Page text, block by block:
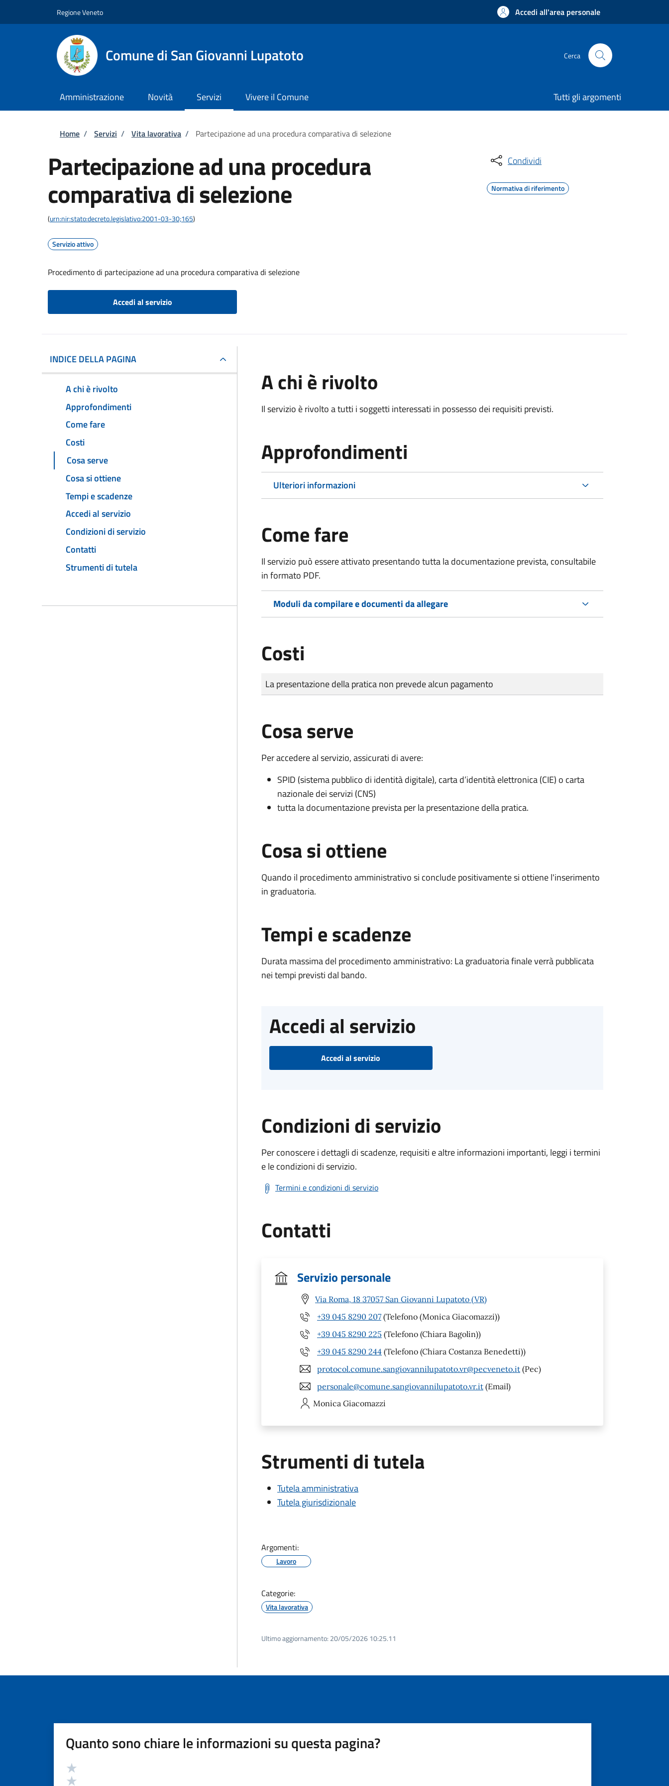
Regione Veneto Accedi all'area personale
Comune di San Giovanni Lupatoto Cerca
Amministrazione Novità Servizi Vivere il Comune Tutti gli argomenti
Briciole di pane
Home / Servizi / Vita lavorativa / Partecipazione ad una procedura comparativa di selezione
Partecipazione ad una procedura
comparativa di selezione
(urn:nir:stato:decreto.legislativo:2001-03-30;165)
Servizio attivo
Procedimento di partecipazione ad una procedura comparativa di selezione
Accedi al servizio
Condividi
Normativa di riferimento
INDICE DELLA PAGINA
A chi è rivolto
Approfondimenti
Come fare
Costi
Cosa serve
Cosa si ottiene
Tempi e scadenze
Accedi al servizio
Condizioni di servizio
Contatti
Strumenti di tutela
A chi è rivolto
Il servizio è rivolto a tutti i soggetti interessati in possesso dei requisiti previsti.
Approfondimenti
Ulteriori informazioni
Come fare
Il servizio può essere attivato presentando tutta la documentazione prevista, consultabile
in formato PDF.
Moduli da compilare e documenti da allegare
Costi
Tipo di pagamento
Importo
La presentazione della pratica non prevede alcun pagamento
Cosa serve
Per accedere al servizio, assicurati di avere:
SPID (sistema pubblico di identità digitale), carta d’identità elettronica (CIE) o carta
nazionale dei servizi (CNS)
tutta la documentazione prevista per la presentazione della pratica.
Cosa si ottiene
Quando il procedimento amministrativo si conclude positivamente si ottiene l'inserimento
in graduatoria.
Tempi e scadenze
Durata massima del procedimento amministrativo: La graduatoria finale verrà pubblicata
nei tempi previsti dal bando.
Accedi al servizio
Accedi al servizio
Condizioni di servizio
Per conoscere i dettagli di scadenze, requisiti e altre informazioni importanti, leggi i termini
e le condizioni di servizio.
Termini e condizioni di servizio
Contatti
Servizio personale
Via Roma, 18 37057 San Giovanni Lupatoto (VR)
+39 045 8290 207 (Telefono (Monica Giacomazzi))
+39 045 8290 225 (Telefono (Chiara Bagolin))
+39 045 8290 244 (Telefono (Chiara Costanza Benedetti))
protocol.comune.sangiovannilupatoto.vr@pecveneto.it (Pec)
personale@comune.sangiovannilupatoto.vr.it (Email)
Monica Giacomazzi
Strumenti di tutela
Tutela amministrativa
Tutela giurisdizionale
Argomenti:
Lavoro
Categorie:
Vita lavorativa
Ultimo aggiornamento: 20/05/2026 10:25.11
Quanto sono chiare le informazioni su questa pagina?
Valutazione